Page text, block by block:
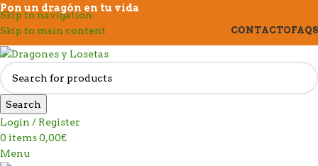
Skip to navigation
Skip to main content
Pon un dragón en tu vida
CONTACTOFAQS
Search
Login / Register
0 items0,00€
Menu